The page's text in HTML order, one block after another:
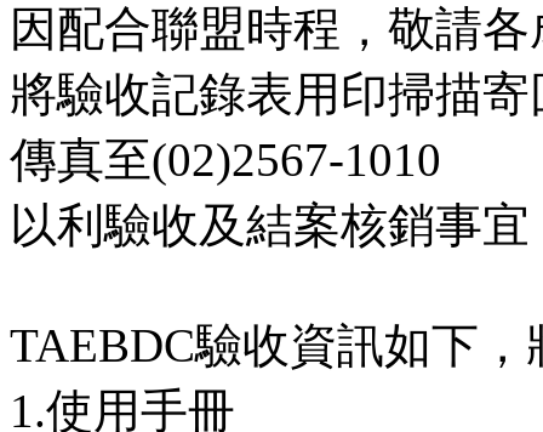
因配合聯盟時程，敬請
將驗收記錄表用印掃描寄
傳真至(02)2567-1010
以利驗收及結案核銷事
TAEBDC驗收資訊如下
1.使用手冊